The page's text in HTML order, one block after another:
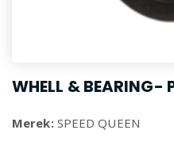
WHELL & BEARING-
Merek: SPEED QUEEN